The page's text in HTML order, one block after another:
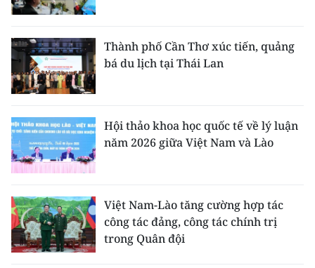
Thành phố Cần Thơ xúc tiến, quảng
bá du lịch tại Thái Lan
Hội thảo khoa học quốc tế về lý luận
năm 2026 giữa Việt Nam và Lào
Việt Nam-Lào tăng cường hợp tác
công tác đảng, công tác chính trị
trong Quân đội